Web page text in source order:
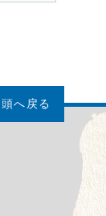
へ戻る